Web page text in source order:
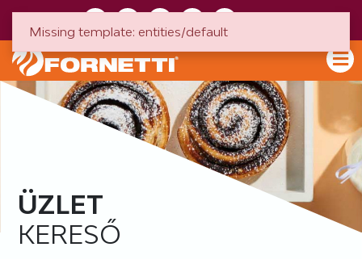
ÜZLET
KERESŐ
Missing template: entities/default